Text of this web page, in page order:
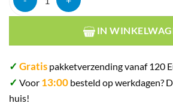
IN
✓ Gratis pakketverzending vanaf 120
✓ Voor 13:00 besteld op werkdagen?
huis!